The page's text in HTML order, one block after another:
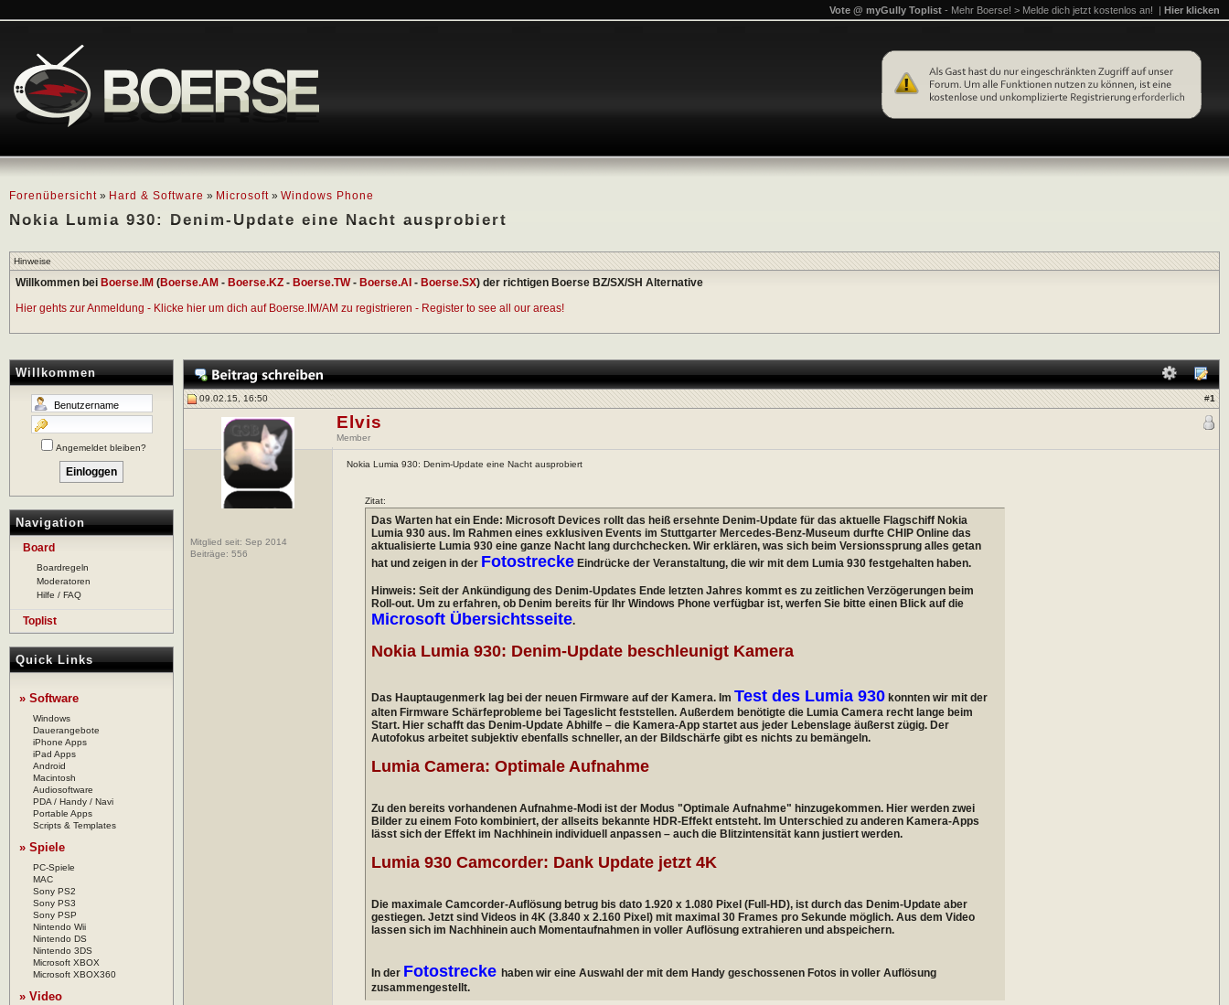
Forenübersicht » Hard & Software » Microsoft » Windows Phone
Nokia Lumia 930: Denim-Update eine Nacht ausprobiert
Vote @ myGully Toplist - Mehr Boerse! > Melde dich jetzt kostenlos an! | Hier klicken
Hinweise
Willkommen bei Boerse.IM (Boerse.AM - Boerse.KZ - Boerse.TW- Boerse.AI - Boerse.SX) der richtigen Boerse BZ/SX/SH Alternative
Hier gehts zur Anmeldung - Klicke hier um dich auf Boerse.IM/AM zu registrieren - Register to see all our areas!
Willkommen
Angemeldet bleiben?
Navigation
Board
Boardregeln
Moderatoren
Hilfe / FAQ
Toplist
Quick Links
» Software
Windows
Dauerangebote
iPhone Apps
iPad Apps
Android
Macintosh
Audiosoftware
PDA / Handy / Navi
Portable Apps
Scripts & Templates
» Spiele
PC-Spiele
MAC
Sony PS2
Sony PS3
Sony PSP
Nintendo Wii
Nintendo DS
Nintendo 3DS
Microsoft XBOX
Microsoft XBOX360
» Video
09.02.15, 16:50 #1
Mitglied seit: Sep 2014
Beiträge: 556
Elvis
Member
Nokia Lumia 930: Denim-Update eine Nacht ausprobiert
Zitat:
Das Warten hat ein Ende: Microsoft Devices rollt das heiß ersehnte Denim-Update für das aktuelle Flagschiff Nokia
Lumia 930 aus. Im Rahmen eines exklusiven Events im Stuttgarter Mercedes-Benz-Museum durfte CHIP Online das
aktualisierte Lumia 930 eine ganze Nacht lang durchchecken. Wir erklären, was sich beim Versionssprung alles getan
hat und zeigen in der Fotostrecke Eindrücke der Veranstaltung, die wir mit dem Lumia 930 festgehalten haben.
Hinweis: Seit der Ankündigung des Denim-Updates Ende letzten Jahres kommt es zu zeitlichen Verzögerungen beim
Roll-out. Um zu erfahren, ob Denim bereits für Ihr Windows Phone verfügbar ist, werfen Sie bitte einen Blick auf die
Microsoft Übersichtsseite.
Nokia Lumia 930: Denim-Update beschleunigt Kamera
Das Hauptaugenmerk lag bei der neuen Firmware auf der Kamera. Im Test des Lumia 930 konnten wir mit der
alten Firmware Schärfeprobleme bei Tageslicht feststellen. Außerdem benötigte die Lumia Camera recht lange beim
Start. Hier schafft das Denim-Update Abhilfe – die Kamera-App startet aus jeder Lebenslage äußerst zügig. Der
Autofokus arbeitet subjektiv ebenfalls schneller, an der Bildschärfe gibt es nichts zu bemängeln.
Lumia Camera: Optimale Aufnahme
Zu den bereits vorhandenen Aufnahme-Modi ist der Modus "Optimale Aufnahme" hinzugekommen. Hier werden zwei
Bilder zu einem Foto kombiniert, der allseits bekannte HDR-Effekt entsteht. Im Unterschied zu anderen Kamera-Apps
lässt sich der Effekt im Nachhinein individuell anpassen – auch die Blitzintensität kann justiert werden.
Lumia 930 Camcorder: Dank Update jetzt 4K
Die maximale Camcorder-Auflösung betrug bis dato 1.920 x 1.080 Pixel (Full-HD), ist durch das Denim-Update aber
gestiegen. Jetzt sind Videos in 4K (3.840 x 2.160 Pixel) mit maximal 30 Frames pro Sekunde möglich. Aus dem Video
lassen sich im Nachhinein auch Momentaufnahmen in voller Auflösung extrahieren und abspeichern.
In der Fotostrecke haben wir eine Auswahl der mit dem Handy geschossenen Fotos in voller Auflösung
zusammengestellt.